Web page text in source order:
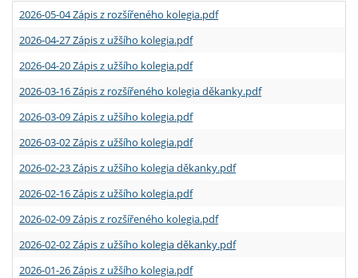
2026-05-04 Zápis z rozšířeného kolegia.pdf
2026-04-27 Zápis z užšího kolegia.pdf
2026-04-20 Zápis z užšího kolegia.pdf
2026-03-16 Zápis z rozšířeného kolegia děkanky.pdf
2026-03-09 Zápis z užšího kolegia.pdf
2026-03-02 Zápis z užšího kolegia.pdf
2026-02-23 Zápis z užšího kolegia děkanky.pdf
2026-02-16 Zápis z užšího kolegia.pdf
2026-02-09 Zápis z rozšířeného kolegia.pdf
2026-02-02 Zápis z užšího kolegia děkanky.pdf
2026-01-26 Zápis z užšího kolegia.pdf